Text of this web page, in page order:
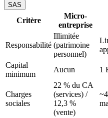
SAS
Critère
Micro-
entreprise
Responsabilité
Illimitée
(patrimoine
personnel)
Capital
minimum
Aucun 1
Charges
sociales
22 % du CA
(services) /
12,3 %
(vente)